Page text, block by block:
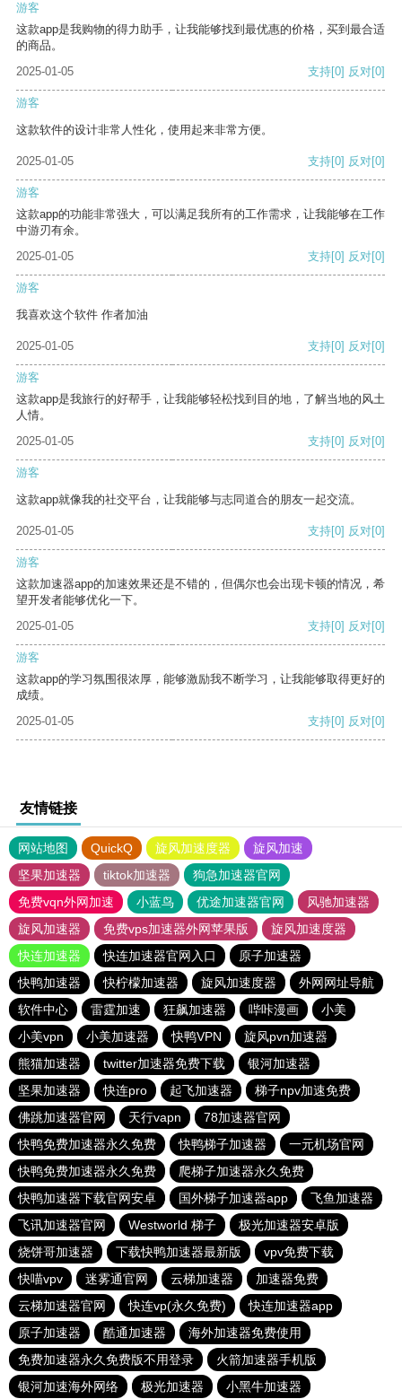
游客
这款app是我购物的得力助手，让我能够找到最优惠的价格，买到最合适
的商品。
2025-01-05
支持[0] 反对[0]
游客
这款软件的设计非常人性化，使用起来非常方便。
2025-01-05 支持[0] 反对[0]
游客
这款app的功能非常强大，可以满足我所有的工作需求，让我能够在工作
中游刃有余。
2025-01-05
支持[0] 反对[0]
游客
我喜欢这个软件 作者加油
2025-01-05 支持[0] 反对[0]
游客
这款app是我旅行的好帮手，让我能够轻松找到目的地，了解当地的风土
人情。
2025-01-05
支持[0] 反对[0]
游客
这款app就像我的社交平台，让我能够与志同道合的朋友一起交流。
2025-01-05 支持[0] 反对[0]
游客
这款加速器app的加速效果还是不错的，但偶尔也会出现卡顿的情况，希
望开发者能够优化一下。
2025-01-05
支持[0] 反对[0]
游客
这款app的学习氛围很浓厚，能够激励我不断学习，让我能够取得更好的
成绩。
2025-01-05
支持[0] 反对[0]
友情链接
网站地图 QuickQ 旋风加速度器
旋风加速
坚果加速器
tiktok加速器
狗急加速器官网
免费vqn外网加速
小蓝鸟 优途加速器官网
风驰加速器
旋风加速器
免费vps加速器外网苹果版
旋风加速度器
快连加速器
快连加速器官网入口
原子加速器
快鸭加速器
快柠檬加速器 旋风加速度器
外网网址导航
软件中心
雷霆加速 狂飙加速器 哔咔漫画
小美
小美vpn
小美加速器 快鸭VPN
旋风pvn加速器
熊猫加速器
twitter加速器免费下载
银河加速器
坚果加速器
快连pro 起飞加速器
梯子npv加速免费
佛跳加速器官网
天行vapn
78加速器官网
快鸭免费加速器永久免费
快鸭梯子加速器
一元机场官网
快鸭免费加速器永久免费
爬梯子加速器永久免费
快鸭加速器下载官网安卓
国外梯子加速器app
飞鱼加速器
飞讯加速器官网
Westworld 梯子
极光加速器安卓版
烧饼哥加速器
下载快鸭加速器最新版
vpv免费下载
快喵vpv
迷雾通官网 云梯加速器
加速器免费
云梯加速器官网
快连vp(永久免费)
快连加速器app
原子加速器
酷通加速器
海外加速器免费使用
免费加速器永久免费版不用登录
火箭加速器手机版
银河加速海外网络
极光加速器 小黑牛加速器